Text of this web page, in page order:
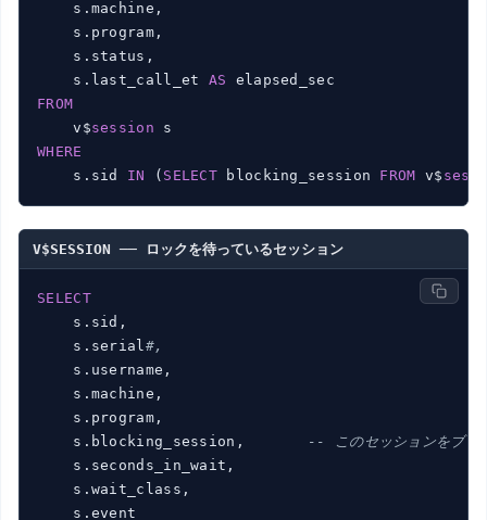
    s.machine,
    s.program,
    s.status,
    s.last_call_et
AS
FROM
    v$
session
WHERE
    s.sid
IN ( SELECT blocking_session FROM v$
V$SESSION ── ロックを待っているセッション
SELECT
    s.sid,
    s.serial
#,
    s.username,
    s.machine,
    s.program,
    s.blocking_session,
-- このセッションをブロ
    s.seconds_in_wait,
    s.wait_class,